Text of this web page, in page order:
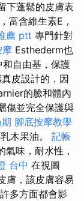
下蓬鬆的皮膚表
富含維生素E，
薦 ptt 專門針對
摩 Esthederm也
和自由基，保護
皮設計的，因
的臉和體內
傷並完全保護與
腳底按摩教學
木果油。 記帳
味，耐水性，
台中 在視圖
膚，該皮膚容易
多方面都會影